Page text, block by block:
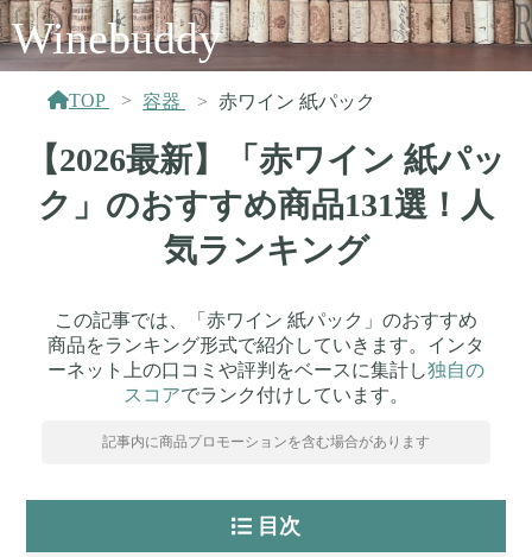
Winebuddy
TOP 容器 赤ワイン 紙パック
【2026最新】「赤ワイン 紙パッ
ク」のおすすめ商品131選！人
気ランキング
この記事では、「赤ワイン 紙パック」のおすすめ
商品をランキング形式で紹介していきます。インタ
ーネット上の口コミや評判をベースに集計し独自の
スコアでランク付けしています。
記事内に商品プロモーションを含む場合があります
目次